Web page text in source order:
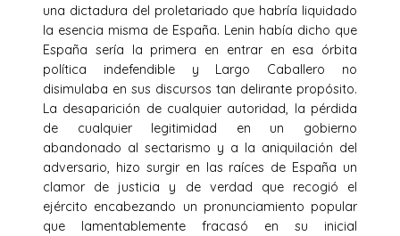
una dictadura del proletariado que habría liquidado
la esencia misma de España. Lenin había dicho que
España sería la primera en entrar en esa órbita
política indefendible y Largo Caballero no
disimulaba en sus discursos tan delirante propósito.
La desaparición de cualquier autoridad, la pérdida
de cualquier legitimidad en un gobierno
abandonado al sectarismo y a la aniquilación del
adversario, hizo surgir en las raíces de España un
clamor de justicia y de verdad que recogió el
ejército encabezando un pronunciamiento popular
que lamentablemente fracasó en su inicial